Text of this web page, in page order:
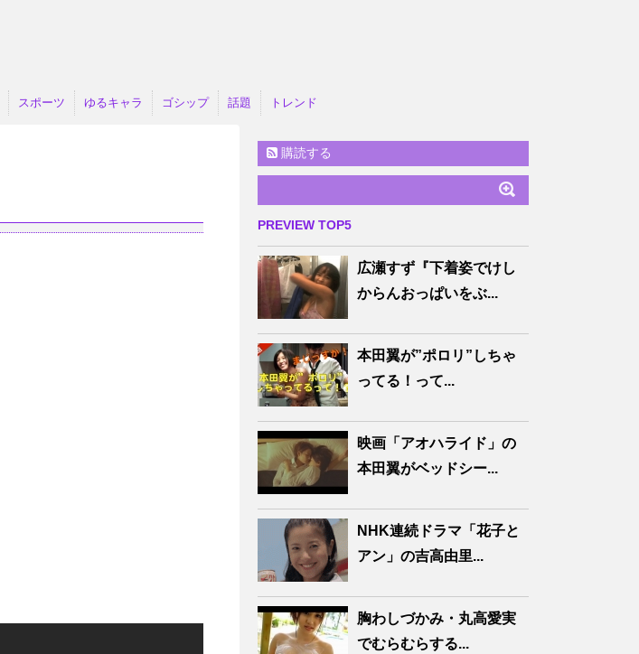
スポーツ ゆるキャラ ゴシップ 話題 トレンド
購読する
PREVIEW TOP5
広瀬すず『下着姿でけし
からんおっぱいをぶ...
本田翼が”ポロリ”しちゃ
ってる！って...
映画「アオハライド」の
本田翼がベッドシー...
NHK連続ドラマ「花子と
アン」の吉高由里...
胸わしづかみ・丸高愛実
でむらむらする...